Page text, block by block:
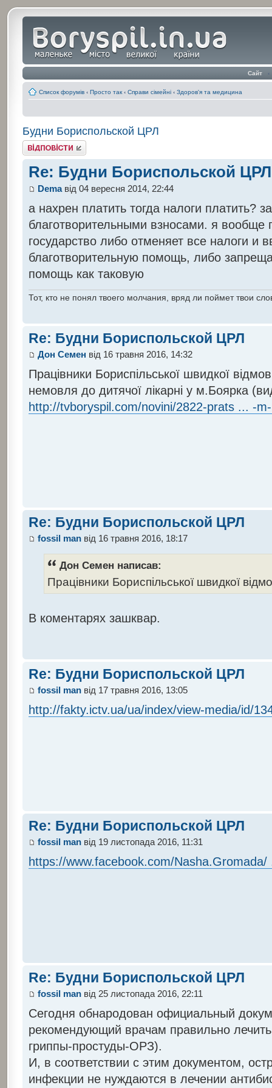
Сайт ‹
Список форумів ‹ Просто так ‹ Справи сімейні ‹ Здоров'я та медицина
Будни Бориспольской ЦРЛ
Відповісти
Re: Будни Бориспольской ЦРЛ
Demaвід 04 вересня 2014, 22:44
а нахрен платить тогда налоги платить?
благотворительными взносами. я вообще
государство либо отменяет все налоги и
благотворительную помощь, либо
помощь как таковую
Тот, кто не понял твоего молчания, вряд ли поймет твои
Re: Будни Бориспольской ЦРЛ
Дон Семен від 16 травня 2016, 14:32
Працівники Бориспільської швидкої
немовля до дитячої лікарні у м.Боярка
http://tvboryspil.com/novini/2822-prats ... -
Re: Будни Бориспольской ЦРЛ
fossil manвід 16 травня 2016, 18:17
Дон Семен написав:
Працівники Бориспільської швидкої
В коментарях зашквар.
Re: Будни Бориспольской ЦРЛ
fossil manвід 17 травня 2016, 13:05
http://fakty.ictv.ua/ua/index/view-media/id/
Re: Будни Бориспольской ЦРЛ
fossil manвід 19 листопада 2016, 11:31
https://www.facebook.com/
Re: Будни Бориспольской ЦРЛ
fossil manвід 25 листопада 2016, 22:11
Сегодня обнародован официальный
рекомендующий врачам правильно
гриппы-простуды-ОРЗ).
И, в соответствии с этим документом,
инфекции не нуждаются в лечении